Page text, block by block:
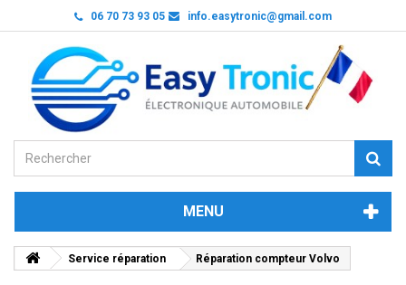
06 70 73 93 05 info.easytronic@gmail.com
MENU
Service réparation Réparation compteur Volvo